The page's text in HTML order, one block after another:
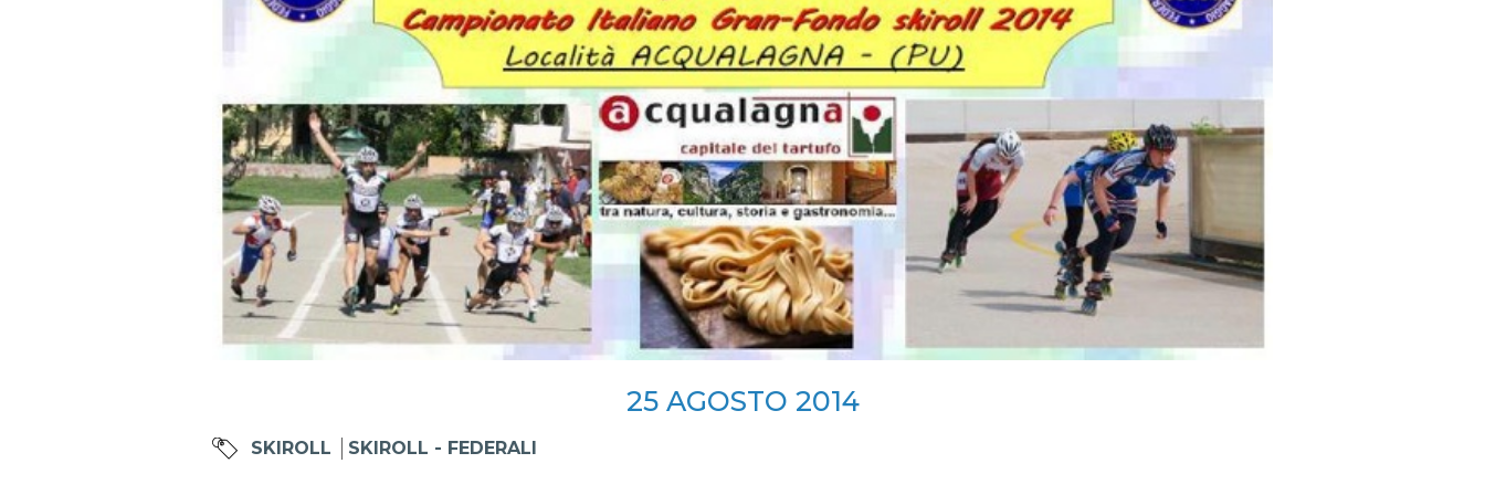
25 AGOSTO 2014
SKIROLL SKIROLL - FEDERALI
SKATE4ALL
Calendario Ricerca Impianti Feed Photogallery Privacy Policy